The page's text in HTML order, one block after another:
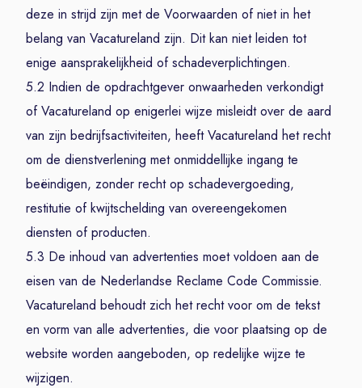
deze in strijd zijn met de Voorwaarden of niet in het
belang van Vacatureland zijn. Dit kan niet leiden tot
enige aansprakelijkheid of schadeverplichtingen.
5.2 Indien de opdrachtgever onwaarheden verkondigt
of Vacatureland op enigerlei wijze misleidt over de aard
van zijn bedrijfsactiviteiten, heeft Vacatureland het recht
om de dienstverlening met onmiddellijke ingang te
beëindigen, zonder recht op schadevergoeding,
restitutie of kwijtschelding van overeengekomen
diensten of producten.
5.3 De inhoud van advertenties moet voldoen aan de
eisen van de Nederlandse Reclame Code Commissie.
Vacatureland behoudt zich het recht voor om de tekst
en vorm van alle advertenties, die voor plaatsing op de
website worden aangeboden, op redelijke wijze te
wijzigen.